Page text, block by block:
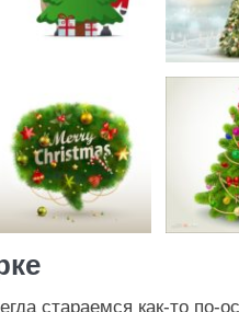
стараемся как-то по-